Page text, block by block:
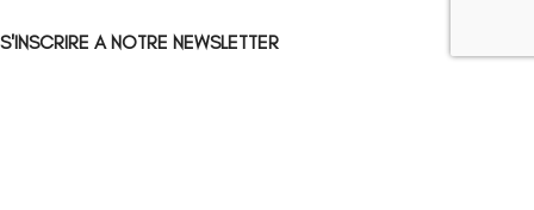
S'INSCRIRE A NOTRE NEWSLETTER